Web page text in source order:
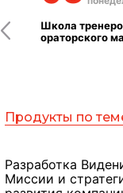
Школа
ораторского
Продукты по
Разработка
Миссии и